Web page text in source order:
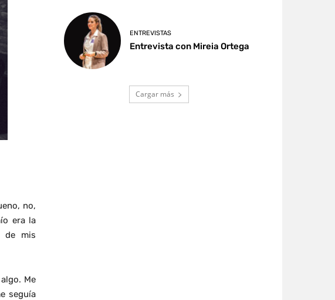
no,
era la
de mis
Me
seguía
ENTREVISTAS
Entrevista con Mireia Ortega
Cargar más